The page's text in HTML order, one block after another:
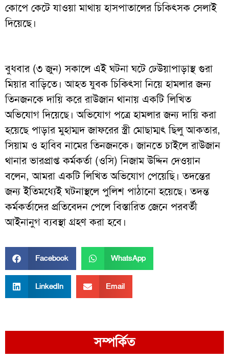
কোপে কেটে যাওয়া মাথায় হাসপাতালের চিকিৎসক সেলাই
দিয়েছে।
বুধবার (৩ জুন) সকালে এই ঘটনা ঘটে ঢেউয়াপাড়াস্থ গুরা
মিয়ার বাড়িতে। আহত যুবক চিকিৎসা নিয়ে হামলার জন্য
তিনজনকে দায়ি করে রাউজান থানায় একটি লিখিত
অভিযোগ দিয়েছে। অভিযোগ পত্রে হামলার জন্য দায়ি করা
হয়েছে পাড়ার মুহাম্মদ জাফরের স্ত্রী মোছাম্মৎ ছিলু আকতার,
সিয়াম ও হাবিব নামের তিনজনকে। জানতে চাইলে রাউজান
থানার ভারপ্রাপ্ত কর্মকর্তা (ওসি) নিজাম উদ্দিন দেওয়ান
বলেন, আমরা একটি লিখিত অভিযোগ পেয়েছি। তদন্তের
জন্য ইতিমধ্যেই ঘটনাস্থলে পুলিশ পাঠানো হয়েছে। তদন্ত
কর্মকর্তাদের প্রতিবেদন পেলে বিস্তারিত জেনে পরবর্তী
আইনানুগ ব্যবস্থা গ্রহণ করা হবে।
Facebook WhatsApp
LinkedIn Email
সম্পর্কিত